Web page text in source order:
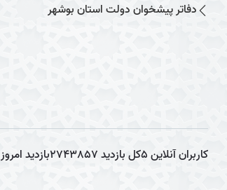
دفاتر پیشخوان دولت استان بوشهر
کاربران آنلاین5کل بازدید2743857بازدید امروز